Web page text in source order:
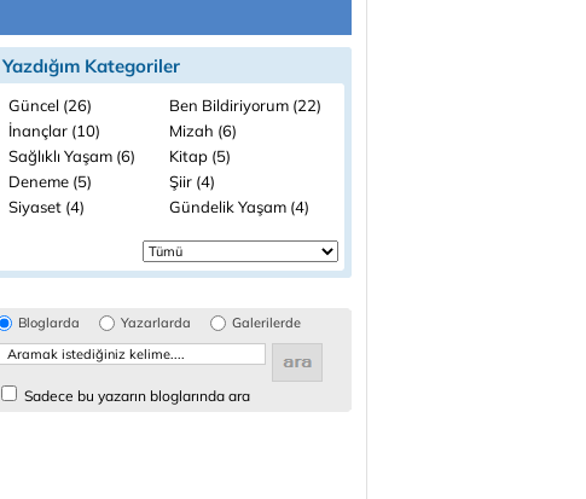
Yazdığım Kategoriler
Güncel (26)
Ben Bildiriyorum (22)
İnançlar (10)
Mizah (6)
Sağlıklı Yaşam (6)
Kitap (5)
Deneme (5)
Şiir (4)
Siyaset (4)
Gündelik Yaşam (4)
Bloglarda Yazarlarda Galerilerde
Sadece bu yazarın bloglarında ara